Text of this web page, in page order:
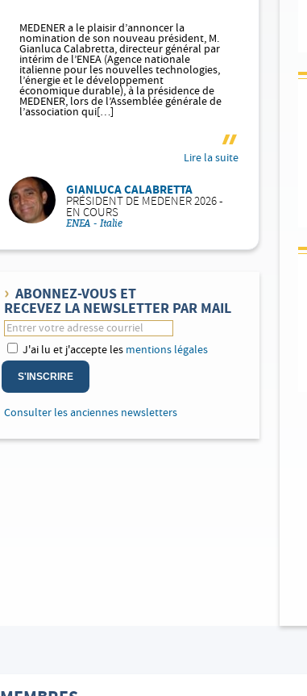
MEDENER a le plaisir d’annoncer la
nomination de son nouveau président, M.
Gianluca Calabretta, directeur général par
intérim de l’ENEA (Agence nationale
italienne pour les nouvelles technologies,
l’énergie et le développement
économique durable), à la présidence de
MEDENER, lors de l’Assemblée générale de
l’association qui[…]
Lire la suite
GIANLUCA CALABRETTA
PRÉSIDENT DE MEDENER 2026 -
EN COURS
ENEA - Italie
ABONNEZ-VOUS ET
RECEVEZ LA NEWSLETTER PAR MAIL
J'ai lu et j'accepte les mentions légales
S'INSCRIRE
Consulter les anciennes newsletters